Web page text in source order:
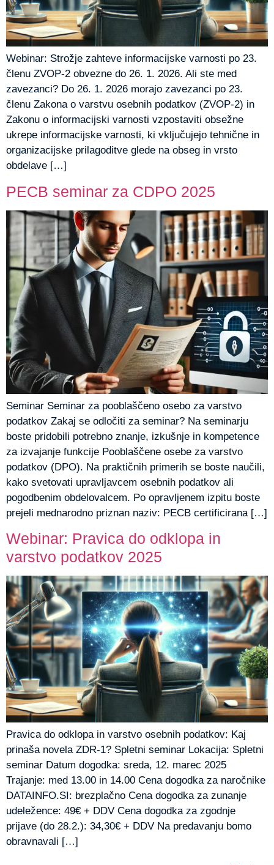
Webinar: Strožje zahteve informacijske varnosti po 23.
členu ZVOP-2 obvezne do 26. 1. 2026. Ali ste med
zavezanci? Do 26. 1. 2026 morajo zavezanci po 23.
členu Zakona o varstvu osebnih podatkov (ZVOP-2) in
Zakonu o informacijski varnosti vzpostaviti obsežne
ukrepe informacijske varnosti, ki vključujejo tehnične in
organizacijske prilagoditve glede na obseg in vrsto
obdelave […]
PECB seminar za CDPO 2025
Seminar Seminar za pooblaščeno osebo za varstvo
podatkov Zakaj se odločiti za seminar? Na seminarju
boste pridobili potrebno znanje, izkušnje in kompetence
za izvajanje funkcije Pooblaščene osebe za varstvo
podatkov (DPO). Na praktičnih primerih se boste naučili,
kako svetovati upravljavcem osebnih podatkov ali
pogodbenim obdelovalcem. Po opravljenem izpitu boste
prejeli mednarodno priznan naziv: PECB certificirana […]
Webinar: Pravica do odklopa in
varstvo podatkov 2025
Pravica do odklopa in varstvo osebnih podatkov: Kaj
prinaša novela ZDR-1? Spletni seminar Lokacija: Spletni
seminar Datum dogodka: sreda, 12. marec 2025
Trajanje: med 13.00 in 14.00 Cena dogodka za naročnike
DATAINFO.SI: brezplačno Cena dogodka za zunanje
udeležence: 49€ + DDV Cena dogodka za zgodnje
prijave (do 28.2.): 34,30€ + DDV Na predavanju bomo
obravnavali […]